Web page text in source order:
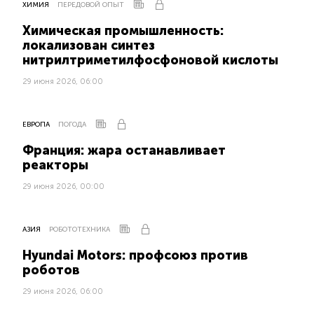
ХИМИЯ ПЕРЕДОВОЙ ОПЫТ
Химическая промышленность:
локализован синтез
нитрилтриметилфосфоновой кислоты
29 июня 2026, 06:00
ЕВРОПА ПОГОДА
Франция: жара останавливает
реакторы
29 июня 2026, 00:00
АЗИЯ РОБОТОТЕХНИКА
Hyundai Motors: профсоюз против
роботов
29 июня 2026, 06:00